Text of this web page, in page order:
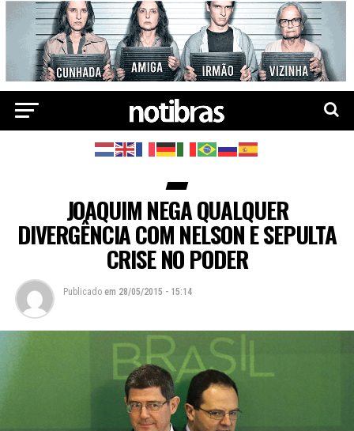
JOAQUIM NEGA QUALQUER
DIVERGÊNCIA COM NELSON E SEPULTA
CRISE NO PODER
Publicado em 28/05/2015 - 15:14